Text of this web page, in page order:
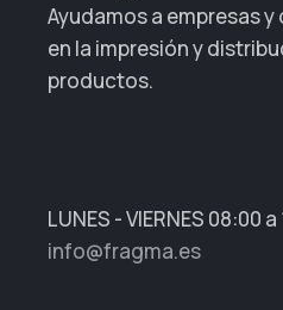
Ayudamos a empresas
en la impresión y
productos.
LUNES - VIERNES 08:00
info@fragma.es